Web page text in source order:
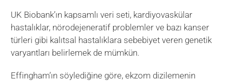
UK Biobank’ın kapsamlı veri seti, kardiyovaskülar
hastalıklar, nörodejeneratif problemler ve bazı kanser
türleri gibi kalıtsal hastalıklara sebebiyet veren genetik
varyantları belirlemek de mümkün.
Effingham’ın söylediğine göre, ekzom dizilemenin